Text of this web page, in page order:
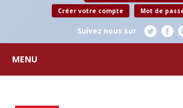
Créer votre compte Mot de
Suivez nous sur
MENU